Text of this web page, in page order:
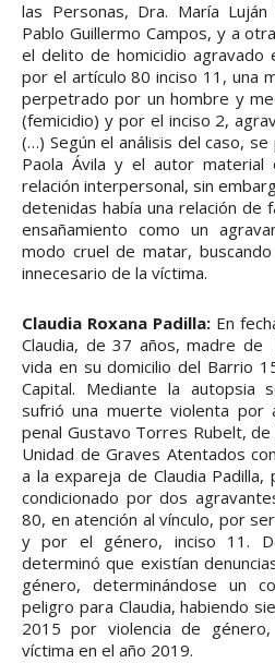
las Personas, Dra. María
Pablo Guillermo Campos, y a
el delito de homicidio
por el artículo 80 inciso 11, una
perpetrado por un hombre y
(femicidio) y por el inciso 2,
(…) Según el análisis del caso,
Paola Ávila y el autor
relación interpersonal, sin
detenidas había una relación de
ensañamiento como un
modo cruel de matar,
innecesario de la víctima.
Claudia Roxana Padilla:En
Claudia, de 37 años, madre
vida en su domicilio del Barrio
Capital. Mediante la autopsia
sufrió una muerte violenta por
penal Gustavo Torres Rubelt, de
Unidad de Graves Atentados
a la expareja de Claudia
condicionado por dos
80, en atención al vínculo, por
y por el género, inciso 11.
determinó que existían
género, determinándose un
peligro para Claudia, habiendo
2015 por violencia de
víctima en el año 2019.